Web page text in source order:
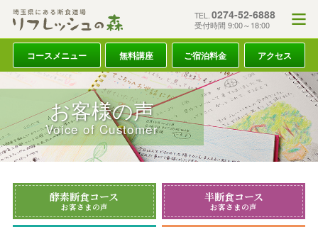
TEL. 0274-52-6888
受付時間 9:00～18:00
コースメニュー 無料講座 ご宿泊料金 アクセス
お客様の声
Voice of Customer
酵素断食コース
お客さまの声
半断食コース
お客さまの声